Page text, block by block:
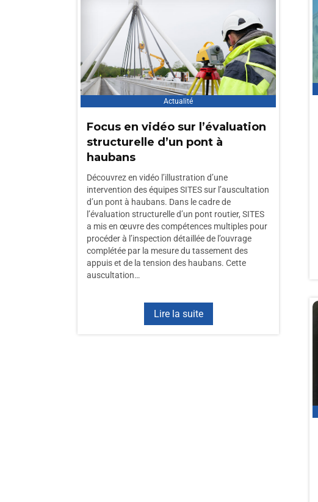
Actualité
Focus en vidéo sur l’évaluation
structurelle d’un pont à
haubans
Découvrez en vidéo l’illustration d’une
intervention des équipes SITES sur l’auscultation
d’un pont à haubans. Dans le cadre de
l’évaluation structurelle d’un pont routier, SITES
a mis en œuvre des compétences multiples pour
procéder à l’inspection détaillée de l’ouvrage
complétée par la mesure du tassement des
appuis et de la tension des haubans. Cette
auscultation…
Lire la suite